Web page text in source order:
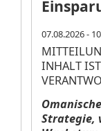
07.08.2026 -
INHALT
Strategie,